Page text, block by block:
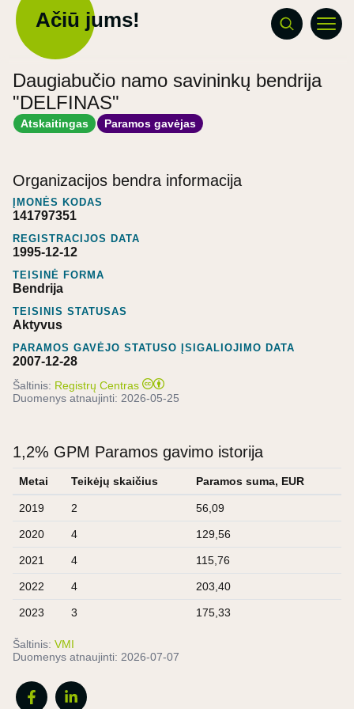
Ačiū jums!
Daugiabučio namo savininkų bendrija
"DELFINAS"
Atskaitingas Paramos gavėjas
Organizacijos bendra informacija
ĮMONĖS KODAS
141797351
REGISTRACIJOS DATA
1995-12-12
TEISINĖ FORMA
Bendrija
TEISINIS STATUSAS
Aktyvus
PARAMOS GAVĖJO STATUSO ĮSIGALIOJIMO DATA
2007-12-28
Šaltinis: Registrų Centras
Duomenys atnaujinti: 2026-05-25
1,2% GPM Paramos gavimo istorija
Metai Teikėjų skaičius Paramos suma, EUR
2019 2 56,09
2020 4 129,56
2021 4 115,76
2022 4 203,40
2023 3 175,33
Šaltinis: VMI
Duomenys atnaujinti: 2026-07-07